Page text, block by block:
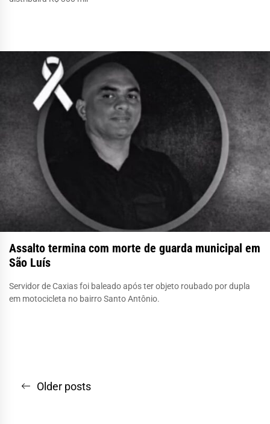
Assalto termina com morte de guarda municipal em
São Luís
Servidor de Caxias foi baleado após ter objeto roubado por dupla
em motocicleta no bairro Santo Antônio.
Navegação
Older posts